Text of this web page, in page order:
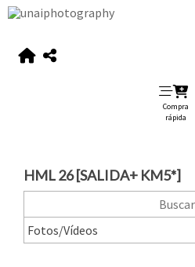
Compra
rápida
HML 26 [SALIDA+ KM5*]